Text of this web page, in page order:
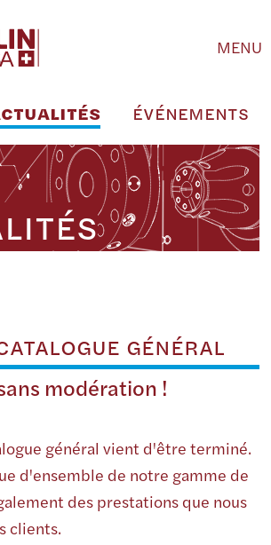
MENU
ÉVÉNEMENTS
GÉNÉRAL
modération !
général vient d'être terminé.
d'ensemble de notre gamme de
des prestations que nous
clients.